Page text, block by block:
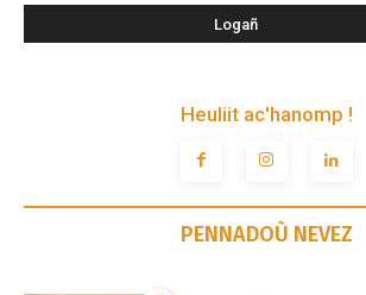
Heuliit ac'hanomp !
PENNADOÙ NEVEZ